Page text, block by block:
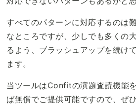
すべてのパターンに対応するのは
なところですが、少しでも多くの
るよう、ブラッシュアップを続け
ます。
当ツールはConfitの演題査読機能
ば無償でご提供可能ですので、ぜ